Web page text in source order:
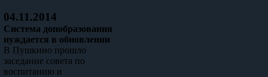
04.11.2014
Система допобразования
нуждается в обновлении
В Пушкино прошло
заседание совета по
воспитанию и